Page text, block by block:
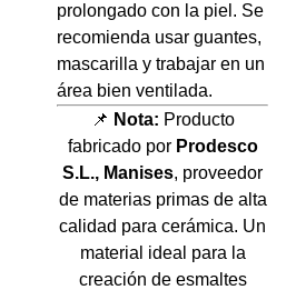
prolongado con la piel. Se
recomienda usar guantes,
mascarilla y trabajar en un
área bien ventilada.
📌 Nota: Producto
fabricado por Prodesco
S.L., Manises, proveedor
de materias primas de alta
calidad para cerámica. Un
material ideal para la
creación de esmaltes